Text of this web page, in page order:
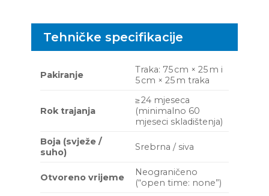
Tehničke specifikacije
Pakiranje
Traka: 75 cm × 25 m i
5 cm × 25 m traka
Rok trajanja
≥ 24 mjeseca
(minimalno 60
mjeseci skladištenja)
Boja (svježe /
suho)
Srebrna / siva
Otvoreno vrijeme
Neograničeno
(“open time: none”)